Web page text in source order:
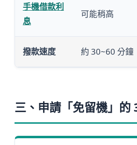
手機借款利
息
可能稍高
撥款速度 約 30~60 分鐘
三、申請「免留機」的